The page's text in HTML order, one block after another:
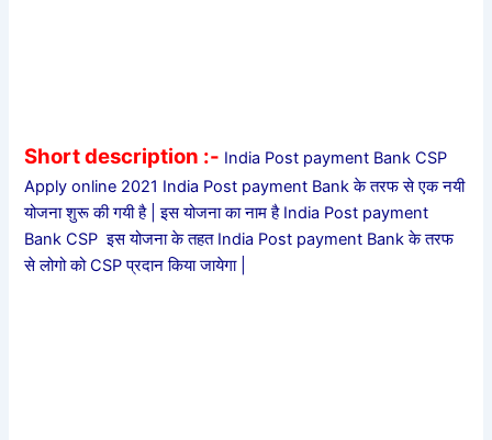
Short description :- India Post payment Bank CSP
Apply online 2021 India Post payment Bank के तरफ से एक नयी
योजना शुरू की गयी है | इस योजना का नाम है India Post payment
Bank CSP इस योजना के तहत India Post payment Bank के तरफ
से लोगो को CSP प्रदान किया जायेगा |